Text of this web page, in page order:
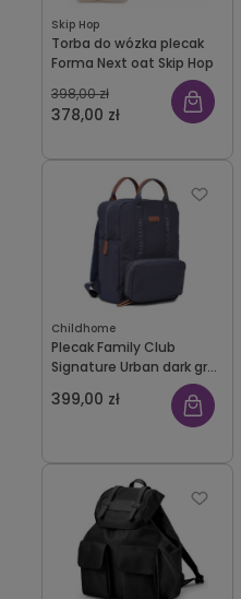
Skip Hop
Torba do wózka plecak
Forma Next oat Skip Hop
378,00 zł
398,00 zł
Childhome
Plecak Family Club
Signature Urban dark grey
399,00 zł